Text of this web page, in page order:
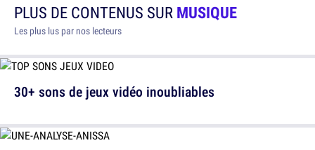
PLUS DE CONTENUS SURMUSIQUE
Les plus lus par nos lecteurs
30+ sons de jeux vidéo inoubliables